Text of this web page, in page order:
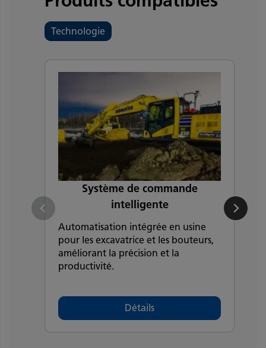
Technologie
Système de commande
intelligente
Automatisation intégrée en usine
pour les excavatrice et les bouteurs,
améliorant la précision et la
productivité.
Détails